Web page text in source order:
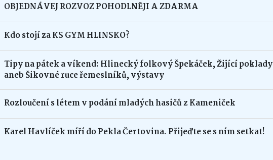
OBJEDNÁVEJ ROZVOZ POHODLNĚJI A ZDARMA
Kdo stojí za KS GYM HLINSKO?
Tipy na pátek a víkend: Hlinecký folkový Špekáček, Žijící poklady
aneb Šikovné ruce řemeslníků, výstavy
Rozloučení s létem v podání mladých hasičů z Kameniček
Karel Havlíček míří do Pekla Čertovina. Přijeďte se s ním setkat!